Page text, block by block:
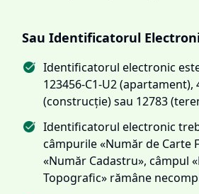
Sau Identificatorul
Identificatorul electronic
123456-C1-U2 (apartament),
(construcție) sau 12783
Identificatorul electronic
câmpurile «Număr de Carte
«Număr Cadastru», câmpul
Topografic» rămâne